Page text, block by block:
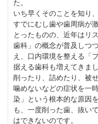
た。
いち早くそのことを知り
すでにむし歯や歯周病が
とったものの、近年はリ
歯科」の概念が普及しつ
え、口内環境を整える「
据える歯科も増えてきまし
削ったり、詰めたり、被
噛めないなどの症状を一
染」という根本的な原因
も、一度削った歯、抜い
はできないのです。